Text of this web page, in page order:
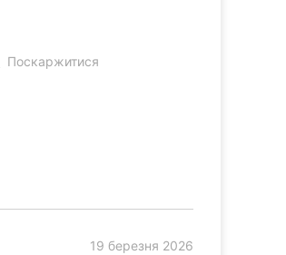
Поскаржитися
19 березня 2026